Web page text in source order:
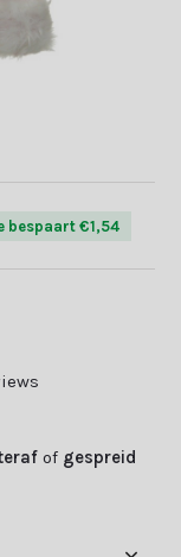
bespaart €1,54
of gespreid